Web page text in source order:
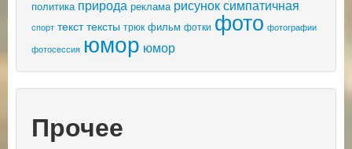
политика природа реклама рисуноксимпатичная
спорт текст тексты трюк фильм фотки фото фотографии
фотосессия юмор юмор
Прочее